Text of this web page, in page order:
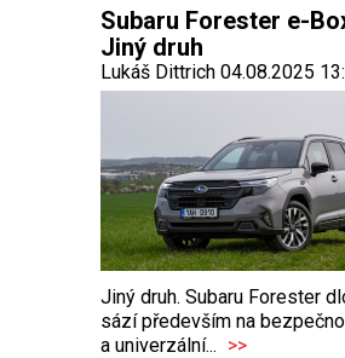
Subaru Forester e-
Jiný druh
Lukáš Dittrich 04.08.2025
Jiný druh. Subaru Forester
sází především na
a univerzální... >>